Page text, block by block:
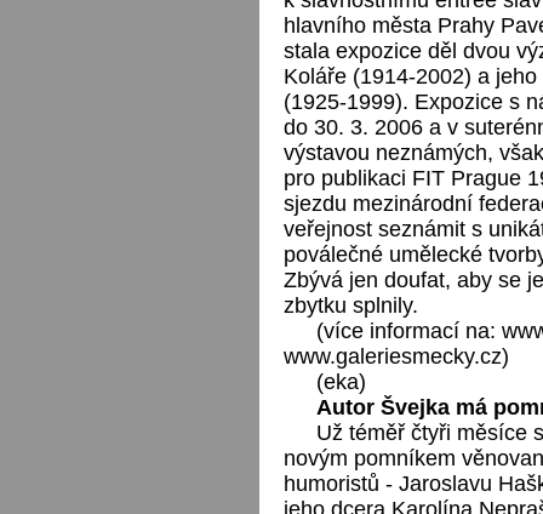
hlavního města Prahy
stala expozice děl dvou
Koláře (1914-2002) a
(1925-1999). Expozice s
do 30. 3. 2006 a v
výstavou neznámých,
pro publikaci FIT Prague
sjezdu mezinárodní
veřejnost seznámit s
poválečné umělecké
Zbývá jen doufat, aby se
zbytku splnily.
(více informací na:
www.galeriesmecky.cz)
(eka)
Autor Švejka má
Už téměř čtyři měsíce
novým pomníkem
humoristů - Jaroslavu
jeho dcera Karolína